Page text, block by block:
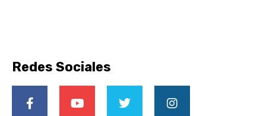
Redes Sociales